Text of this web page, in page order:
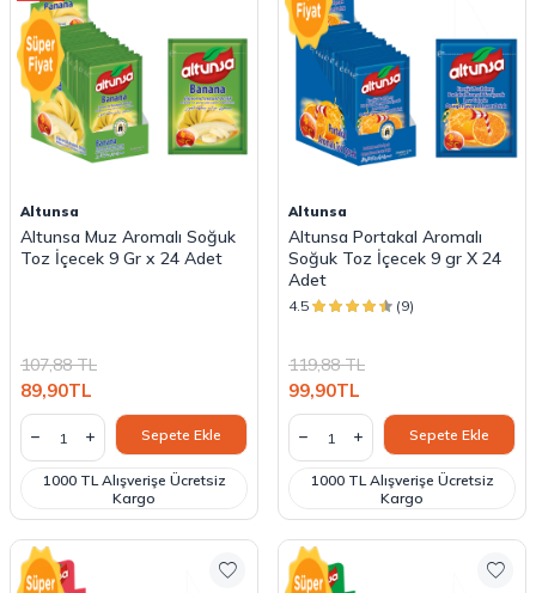
Altunsa
Altunsa Muz Aromalı Soğuk
Toz İçecek 9 Gr x 24 Adet
107,88TL
89,90TL
Sepete Ekle
1000 TL Alışverişe Ücretsiz
Kargo
Altunsa
Altunsa Portakal Aromalı
Soğuk Toz İçecek 9 gr X 24
Adet
4.5 (9)
119,88TL
99,90TL
Sepete Ekle
1000 TL Alışverişe Ücretsiz
Kargo